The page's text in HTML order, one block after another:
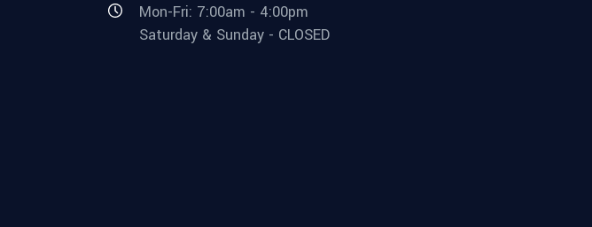
Mon-Fri: 7:00am - 4:00pm
Saturday & Sunday - CLOSED